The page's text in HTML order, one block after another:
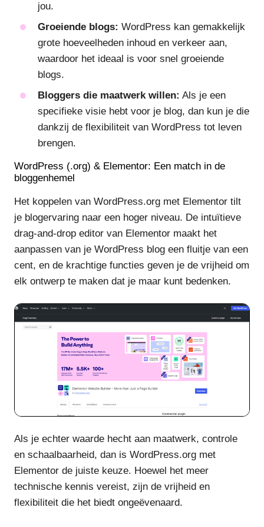
jou.
Groeiende blogs: WordPress kan gemakkelijk
grote hoeveelheden inhoud en verkeer aan,
waardoor het ideaal is voor snel groeiende
blogs.
Bloggers die maatwerk willen: Als je een
specifieke visie hebt voor je blog, dan kun je die
dankzij de flexibiliteit van WordPress tot leven
brengen.
WordPress (.org) & Elementor: Een match in de
bloggenhemel
Het koppelen van WordPress.org met Elementor tilt
je blogervaring naar een hoger niveau. De intuïtieve
drag-and-drop editor van Elementor maakt het
aanpassen van je WordPress blog een fluitje van een
cent, en de krachtige functies geven je de vrijheid om
elk ontwerp te maken dat je maar kunt bedenken.
Als je echter waarde hecht aan maatwerk, controle
en schaalbaarheid, dan is WordPress.org met
Elementor de juiste keuze. Hoewel het meer
technische kennis vereist, zijn de vrijheid en
flexibiliteit die het biedt ongeëvenaard.